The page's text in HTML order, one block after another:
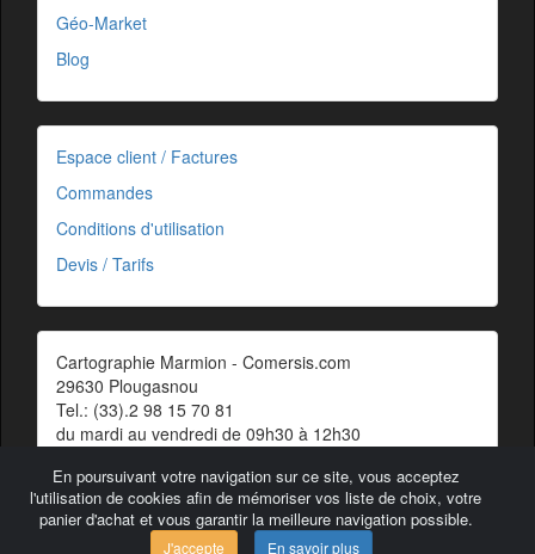
En poursuivant votre navigation sur ce site, vous acceptez
l'utilisation de cookies afin de mémoriser vos liste de choix, votre
panier d'achat et vous garantir la meilleure navigation possible.
J'accepte En savoir plus
Géo-Market
Blog
Espace client / Factures
Commandes
Conditions d'utilisation
Devis / Tarifs
Cartographie Marmion - Comersis.com
29630 Plougasnou
Tel.: (33).2 98 15 70 81
du mardi au vendredi de 09h30 à 12h30
Contact